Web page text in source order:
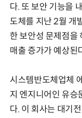
다. 또 보안 기능을
도체를 지난 2월 개
한 보안성 문제점을
매출 증가가 예상된
시스템반도체업체
지 엔지니어인 유
다. 이 회사는 대기